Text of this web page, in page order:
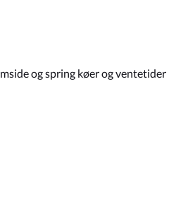
og spring køer og ventetider